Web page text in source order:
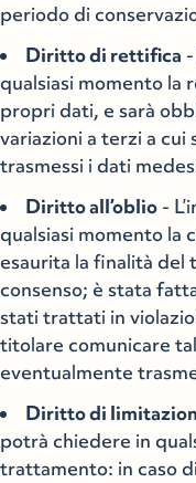
periodo di
Diritto di rettifica
qualsiasi momento la
propri dati, e sarà
variazioni a terzi a
trasmessi i dati
Diritto all’oblio -
qualsiasi momento la
esaurita la finalità
consenso; è stata
stati trattati in
titolare comunicare
eventualmente
Diritto di
potrà chiedere in
trattamento: in caso